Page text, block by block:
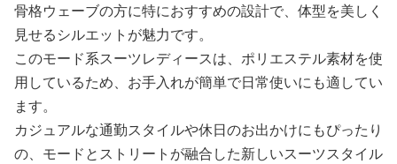
骨格ウェーブの方に特におすすめの設計で、体型を美しく
見せるシルエットが魅力です。
このモード系スーツレディースは、ポリエステル素材を使
用しているため、お手入れが簡単で日常使いにも適してい
ます。
カジュアルな通勤スタイルや休日のお出かけにもぴったり
の、モードとストリートが融合した新しいスーツスタイル